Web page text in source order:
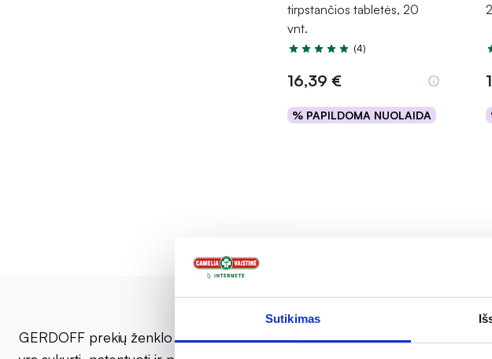
Sutikimas
tirpstančios tabletės, 20
vnt.
Įvertinimas 5.0 iš 5
(4)
16,39 €
% PAPILDOMA NUOLAIDA
Į krepšelį
GERDOFF prekių ženklo produkcija yra skirta mažinti rūgštingumą,